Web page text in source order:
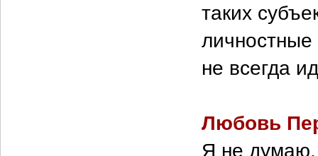
таких
личностные
не всегда
Любовь
Я не думаю,